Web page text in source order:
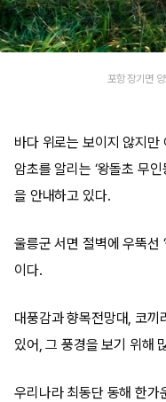
포항 장기면
바다 위로는 보이지 않지만
암초를 알리는 ‘왕돌초 무
을 안내하고 있다.
울릉군 서면 절벽에 우뚝선
이다.
대풍감과 향목전망대, 코
있어, 그 풍경을 보기 위해
우리나라 최동단 동해 한가